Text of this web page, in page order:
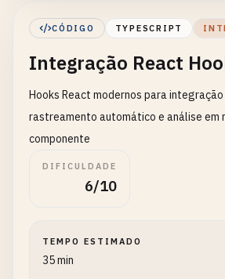
CÓDIGO TYPESCRIPT
Integração React
Hooks React modernos para
rastreamento automático e análise em
componente
DIFICULDADE
6/10
TEMPO ESTIMADO
35 min